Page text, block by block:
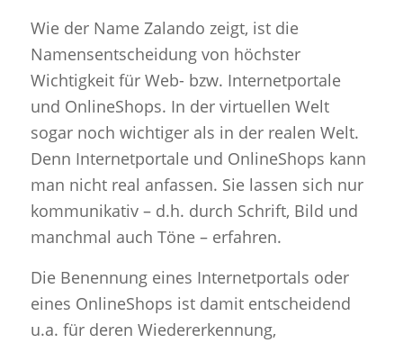
Wie der Name Zalando zeigt, ist die
Namensentscheidung von höchster
Wichtigkeit für Web- bzw. Internetportale
und OnlineShops. In der virtuellen Welt
sogar noch wichtiger als in der realen Welt.
Denn Internetportale und OnlineShops kann
man nicht real anfassen. Sie lassen sich nur
kommunikativ – d.h. durch Schrift, Bild und
manchmal auch Töne – erfahren.
Die Benennung eines Internetportals oder
eines OnlineShops ist damit entscheidend
u.a. für deren Wiedererkennung,